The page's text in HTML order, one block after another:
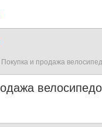
Покупка и продажа